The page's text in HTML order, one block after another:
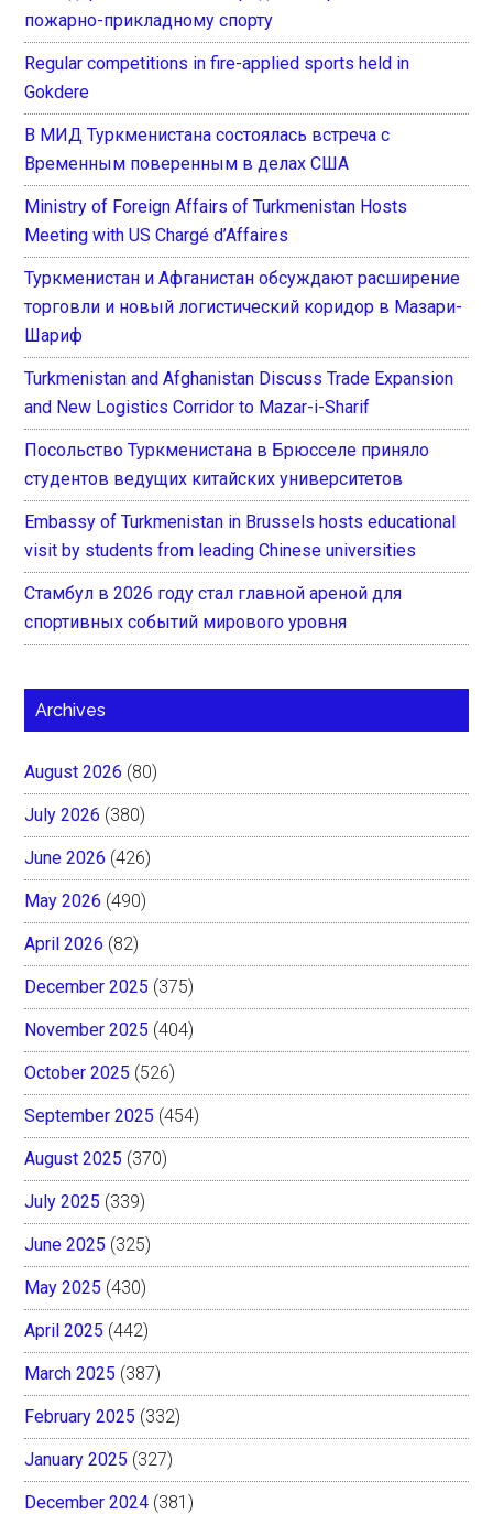
пожарно-прикладному спорту
Regular competitions in fire-applied sports held in
Gokdere
В МИД Туркменистана состоялась встреча с
Временным поверенным в делах США
Ministry of Foreign Affairs of Turkmenistan Hosts
Meeting with US Chargé d’Affaires
Туркменистан и Афганистан обсуждают расширение
торговли и новый логистический коридор в Мазари-
Шариф
Turkmenistan and Afghanistan Discuss Trade Expansion
and New Logistics Corridor to Mazar-i-Sharif
Посольство Туркменистана в Брюсселе приняло
студентов ведущих китайских университетов
Embassy of Turkmenistan in Brussels hosts educational
visit by students from leading Chinese universities
Стамбул в 2026 году стал главной ареной для
спортивных событий мирового уровня
Archives
August 2026 (80)
July 2026 (380)
June 2026 (426)
May 2026 (490)
April 2026 (82)
December 2025 (375)
November 2025 (404)
October 2025 (526)
September 2025 (454)
August 2025 (370)
July 2025 (339)
June 2025 (325)
May 2025 (430)
April 2025 (442)
March 2025 (387)
February 2025 (332)
January 2025 (327)
December 2024 (381)